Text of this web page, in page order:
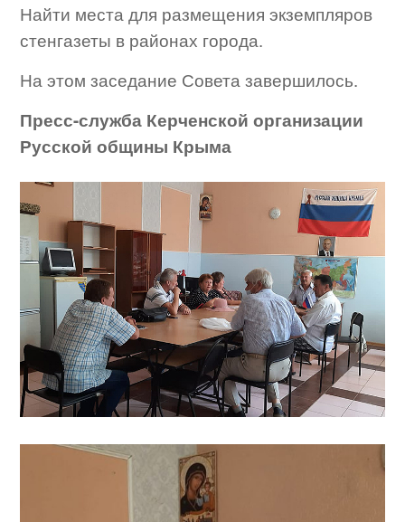
Найти места для размещения экземпляров
стенгазеты в районах города.
На этом заседание Совета завершилось.
Пресс-служба Керченской организации
Русской общины Крыма